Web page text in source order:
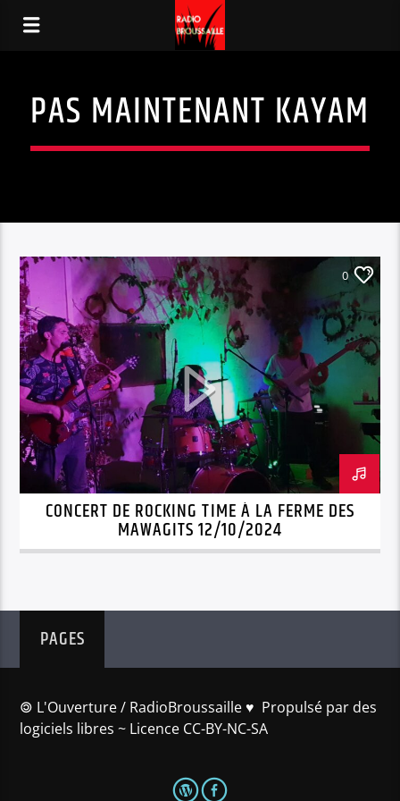
PAS MAINTENANT KAYAM
0
CONCERT DE ROCKING TIME À LA FERME DES
MAWAGITS 12/10/2024
PAGES
🄯 L'Ouverture / RadioBroussaille ♥️ Propulsé par des
logiciels libres ~ Licence CC-BY-NC-SA